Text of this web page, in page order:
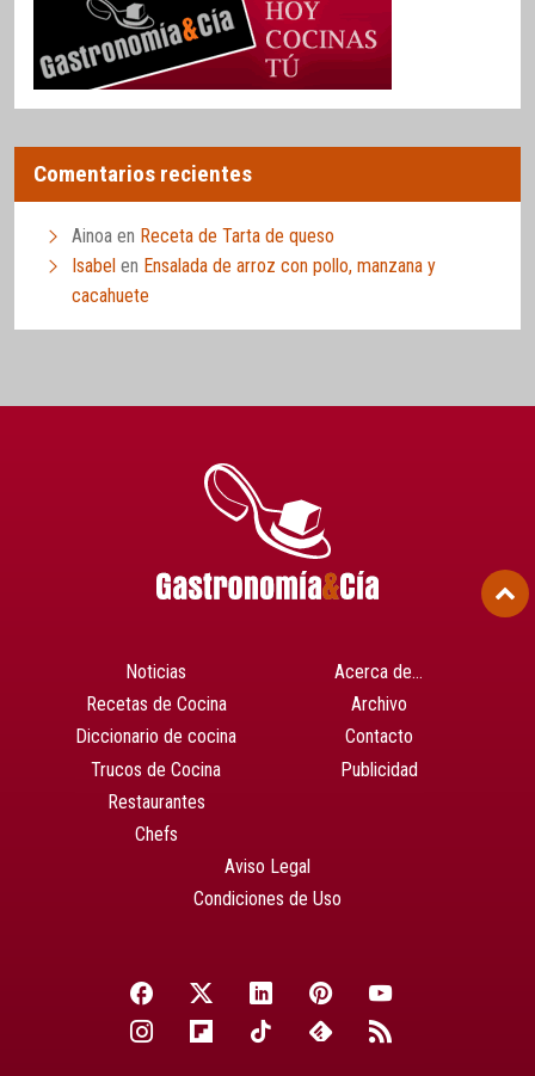
Comentarios recientes
Ainoa en Receta de Tarta de queso
Isabel en Ensalada de arroz con pollo, manzana y
cacahuete
Noticias
Recetas de Cocina
Diccionario de cocina
Trucos de Cocina
Restaurantes
Chefs
Acerca de…
Archivo
Contacto
Publicidad
Aviso Legal
Condiciones de Uso